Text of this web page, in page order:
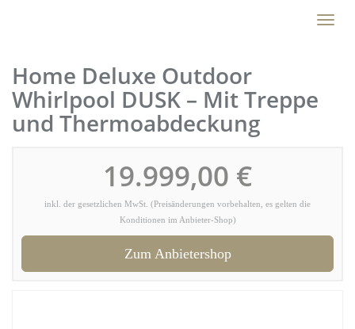
Toggle
Home Deluxe Outdoor
Whirlpool DUSK – Mit Treppe
und Thermoabdeckung
19.999,00 €
inkl. der gesetzlichen MwSt. (Preisänderungen vorbehalten, es gelten die
Konditionen im Anbieter-Shop)
Zum Anbietershop